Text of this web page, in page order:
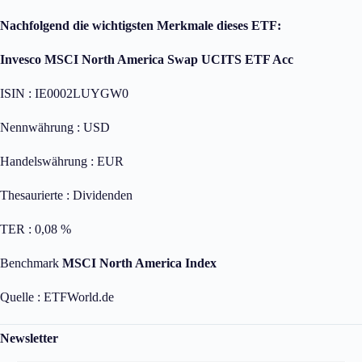
Nachfolgend die wichtigsten Merkmale dieses ETF:
Invesco MSCI North America Swap UCITS ETF Acc
ISIN : IE0002LUYGW0
Nennwährung : USD
Handelswährung : EUR
Thesaurierte : Dividenden
TER : 0,08 %
Benchmark MSCI North America Index
Quelle : ETFWorld.de
Newsletter